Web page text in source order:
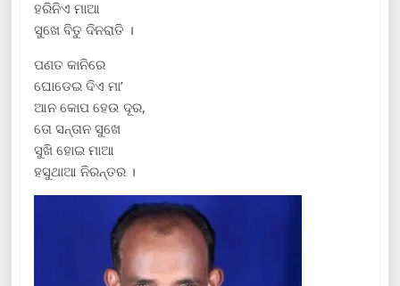
ହରିନିଏ ମାଆ
ସୁଖେ ବିତୁ ଦିନରାତି ।
ପଣତ କାନିରେ
ଘୋଡେଇ ଦିଏ ମା’
ଆନ କୋପ ହେଉ ଦୂର,
ତୋ ସନ୍ତାନ ସୁଖେ
ସୁଖି ହୋଇ ମାଆ
ହସୁଥାଆ ନିରନ୍ତର ।